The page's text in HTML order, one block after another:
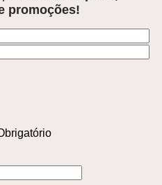
promoções!